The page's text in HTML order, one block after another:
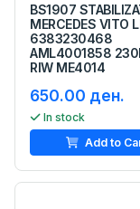
BS1907
MERCEDES VITO
6383230468
AML4001858
RIW ME4014
650.00 ден.
In stock
Add to